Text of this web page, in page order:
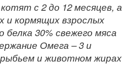
с 2 до 12 месяцев, а
и кормящих взрослых
белка 30% свежего мяса
Омега – 3 и
и животном жирах